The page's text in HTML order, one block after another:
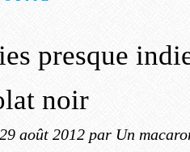
presque
noir
29 août 2012 par Un